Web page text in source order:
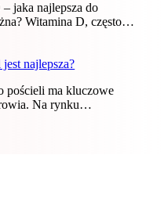
jaka najlepsza do
Witamina D, często…
jest najlepsza?
pościeli ma kluczowe
Na rynku…